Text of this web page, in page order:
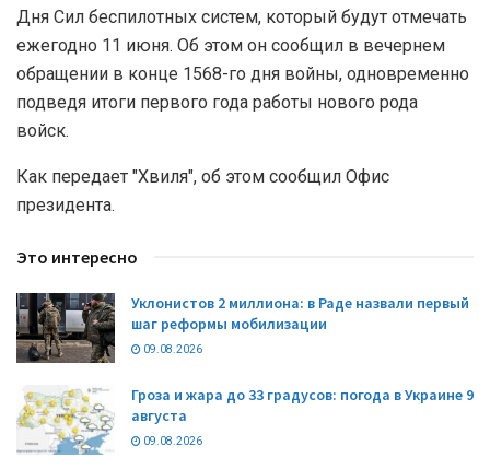
Дня Сил беспилотных систем, который будут отмечать
ежегодно 11 июня. Об этом он сообщил в вечернем
обращении в конце 1568-го дня войны, одновременно
подведя итоги первого года работы нового рода
войск.
Как передает "Хвиля", об этом сообщил Офис
президента.
Это интересно
Уклонистов 2 миллиона: в Раде назвали первый
шаг реформы мобилизации
09.08.2026
Гроза и жара до 33 градусов: погода в Украине 9
августа
09.08.2026